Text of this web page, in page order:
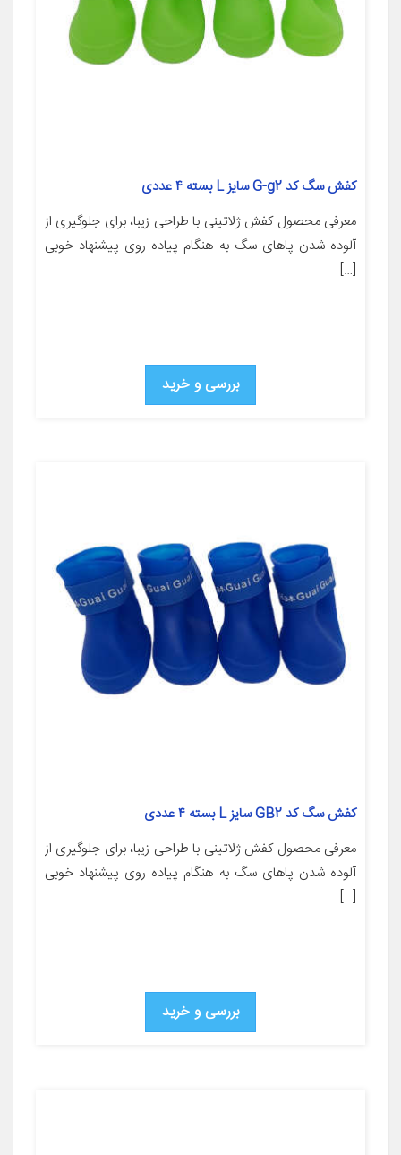
کفش سگ کد G-g2 سایز L بسته ۴ عددی
معرفی محصول کفش ژلاتینی با طراحی زیبا، برای جلوگیری از
آلوده شدن پاهای سگ به هنگام پیاده روی پیشنهاد خوبی
[…]
بررسی و خرید
کفش سگ کد GB2 سایز L بسته ۴ عددی
معرفی محصول کفش ژلاتینی با طراحی زیبا، برای جلوگیری از
آلوده شدن پاهای سگ به هنگام پیاده روی پیشنهاد خوبی
[…]
بررسی و خرید